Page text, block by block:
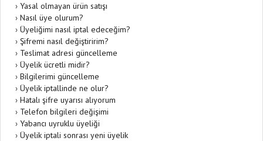
› Yasal olmayan ürün satışı
› Nasıl üye olurum?
› Üyeliğimi nasıl iptal edeceğim?
› Şifremi nasıl değiştiririm?
› Teslimat adresi güncelleme
› Üyelik ücretli midir?
› Bilgilerimi güncelleme
› Üyelik iptallinde ne olur?
› Hatalı şifre uyarısı alıyorum
› Telefon bilgileri değişimi
› Yabancı uyruklu üyeliği
› Üyelik iptali sonrası yeni üyelik